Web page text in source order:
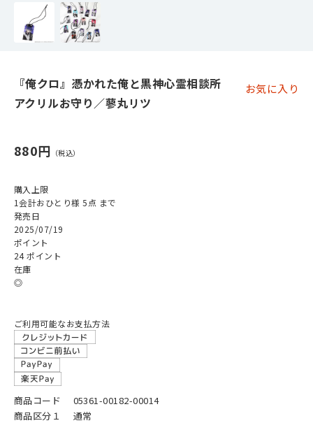
『俺クロ』憑かれた俺と黒神心霊相談所
アクリルお守り／蓼丸リツ
お気に入り
880円
購入上限
1会計おひとり様 5点 まで
発売日
2025/07/19
ポイント
24 ポイント
在庫
◎
ご利用可能なお支払方法
商品コード
05361-00182-00014
商品区分１
通常